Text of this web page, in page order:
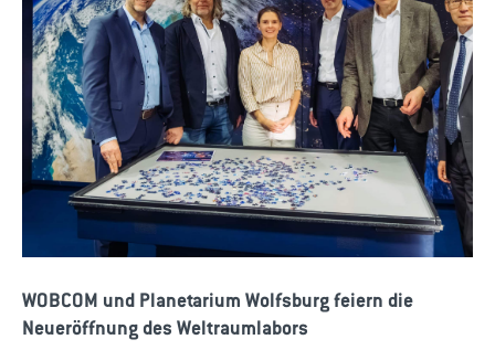
WOBCOM und Planetarium Wolfsburg feiern die
Neueröffnung des Weltraumlabors